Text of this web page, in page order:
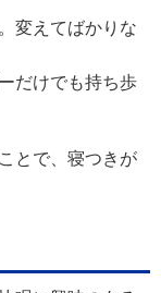
変えてばかりな
だけでも持ち歩
とで、寝つきが